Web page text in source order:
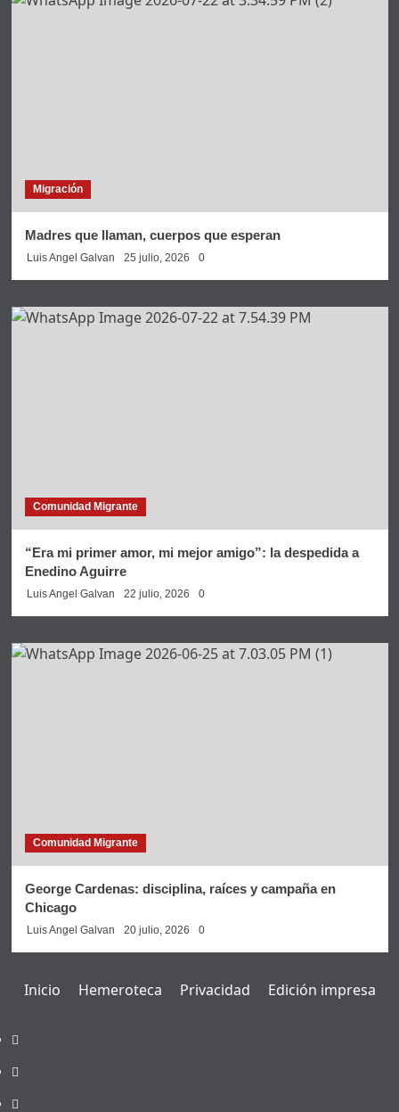
Migración
Madres que llaman, cuerpos que esperan
Luis Angel Galvan 25 julio, 2026 0
Comunidad Migrante
“Era mi primer amor, mi mejor amigo”: la despedida a
Enedino Aguirre
Luis Angel Galvan 22 julio, 2026 0
Comunidad Migrante
George Cardenas: disciplina, raíces y campaña en
Chicago
Luis Angel Galvan 20 julio, 2026 0
Inicio Hemeroteca Privacidad Edición impresa
Inicio
Hemeroteca
Privacidad